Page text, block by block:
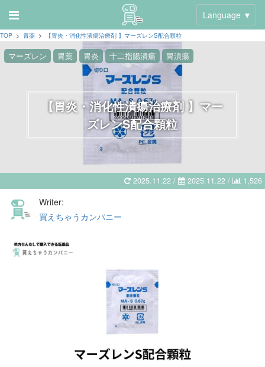
Language ▼
TOP > 胃薬 > 【胃炎・消化性潰瘍治療剤 】マーズレンS配合顆粒
マーズレン 胃薬 胃炎 十二指腸潰瘍 胃潰瘍
【胃炎・消化性潰瘍治療剤 】マー
ズレンS配合顆粒
2025.11.22 / 2025.11.22 / 1,526
Writer:
買えちゃうカンパニー